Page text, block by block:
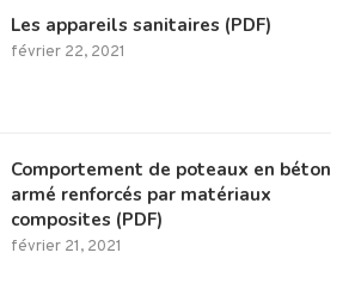
Les appareils sanitaires (PDF)
février 22, 2021
Comportement de poteaux en béton
armé renforcés par matériaux
composites (PDF)
février 21, 2021